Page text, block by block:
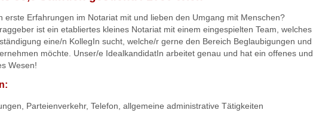
erste Erfahrungen im Notariat mit und lieben den Umgang mit Menschen?
ist ein etabliertes kleines Notariat mit einem eingespielten Team, welches
eine/n KollegIn sucht, welche/r gerne den Bereich Beglaubigungen und
möchte. Unser/e IdealkandidatIn arbeitet genau und hat ein offenes und
Wesen!
Parteienverkehr, Telefon, allgemeine administrative Tätigkeiten